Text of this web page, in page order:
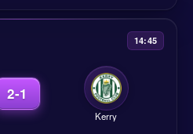
14:45
2-1
Kerry